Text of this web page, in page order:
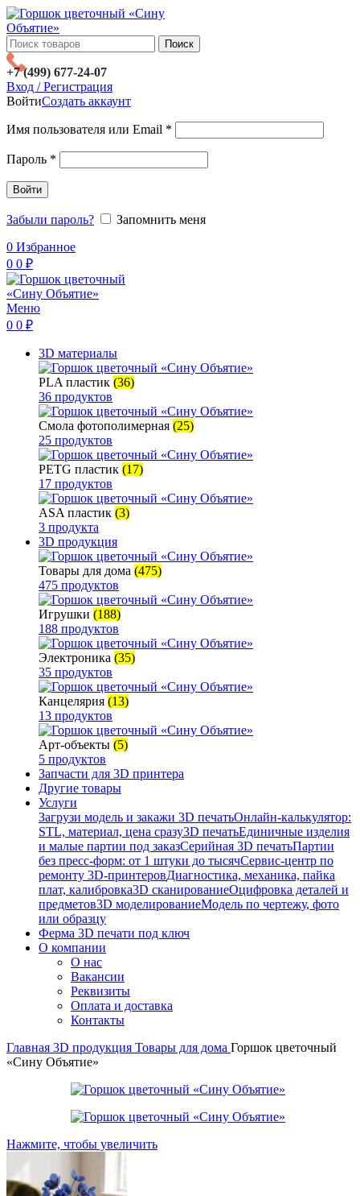
Поиск
+7 (499) 677-24-07
Вход / Регистрация
ВойтиСоздать аккаунт
Имя пользователя или Email *
Пароль *
Войти
Забыли пароль?
Запомнить меня
0 Избранное
0 0 ₽
Меню
0 0 ₽
3D материалы
PLA пластик (36)
36 продуктов
Смола фотополимерная (25)
25 продуктов
PETG пластик (17)
17 продуктов
ASA пластик (3)
3 продукта
3D продукция
Товары для дома (475)
475 продуктов
Игрушки (188)
188 продуктов
Электроника (35)
35 продуктов
Канцелярия (13)
13 продуктов
Арт-объекты (5)
5 продуктов
Запчасти для 3D принтера
Другие товары
Услуги
Загрузи модель и закажи 3D печатьОнлайн-калькулятор:
STL, материал, цена сразу3D печатьЕдиничные изделия
и малые партии под заказСерийная 3D печатьПартии
без пресс-форм: от 1 штуки до тысячСервис-центр по
ремонту 3D-принтеровДиагностика, механика, пайка
плат, калибровка3D сканированиеОцифровка деталей и
предметов3D моделированиеМодель по чертежу, фото
или образцу
Ферма 3D печати под ключ
О компании
О нас
Вакансии
Реквизиты
Оплата и доставка
Контакты
Главная 3D продукция Товары для дома Горшок цветочный
«Сину Объятие»
Нажмите, чтобы увеличить